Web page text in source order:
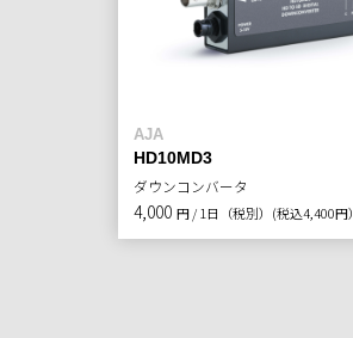
AJA
HD10MD3
ダウンコンバータ
4,000 円 / 1日（税別） (税込4,400円）